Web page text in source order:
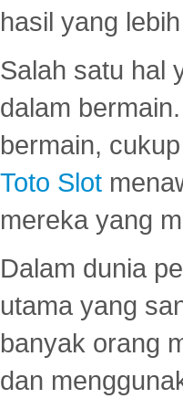
hasil yang
Salah satu hal
dalam
bermain,
Toto Slot
mereka yang
Dalam dunia
utama yang
banyak orang
dan